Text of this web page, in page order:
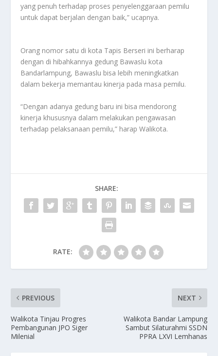
yang penuh terhadap proses penyelenggaraan pemilu
untuk dapat berjalan dengan baik,” ucapnya.
Orang nomor satu di kota Tapis Berseri ini berharap
dengan di hibahkannya gedung Bawaslu kota
Bandarlampung, Bawaslu bisa lebih meningkatkan
dalam bekerja memantau kinerja pada masa pemilu.
“Dengan adanya gedung baru ini bisa mendorong
kinerja khususnya dalam melakukan pengawasan
terhadap pelaksanaan pemilu,” harap Walikota.
SHARE:
RATE:
PREVIOUS
Walikota Tinjau Progres
Pembangunan JPO Siger
Milenial
NEXT
Walikota Bandar Lampung
Sambut Silaturahmi SSDN
PPRA LXVI Lemhanas